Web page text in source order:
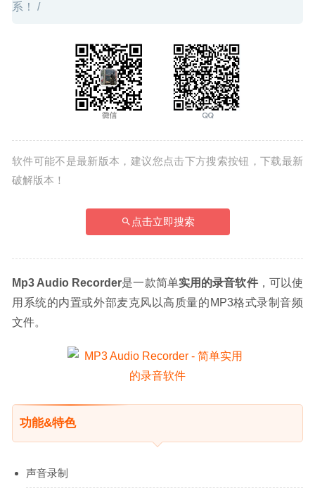
系！ /
软件可能不是最新版本，建议您点击下方搜索按钮，下载最新
破解版本！
点击立即搜索
Mp3 Audio Recorder是一款简单实用的录音软件，可以使
用系统的内置或外部麦克风以高质量的MP3格式录制音频
文件。
功能&特色
声音录制